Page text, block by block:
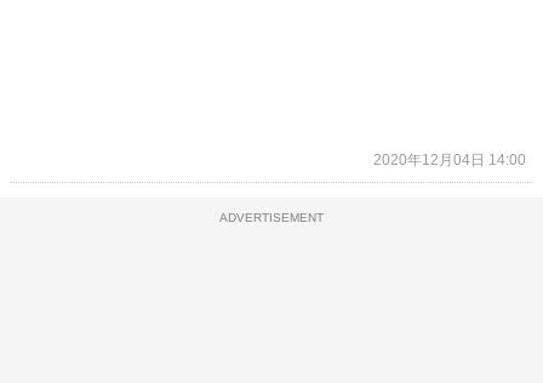
2020年12月04日 14:00
ADVERTISEMENT